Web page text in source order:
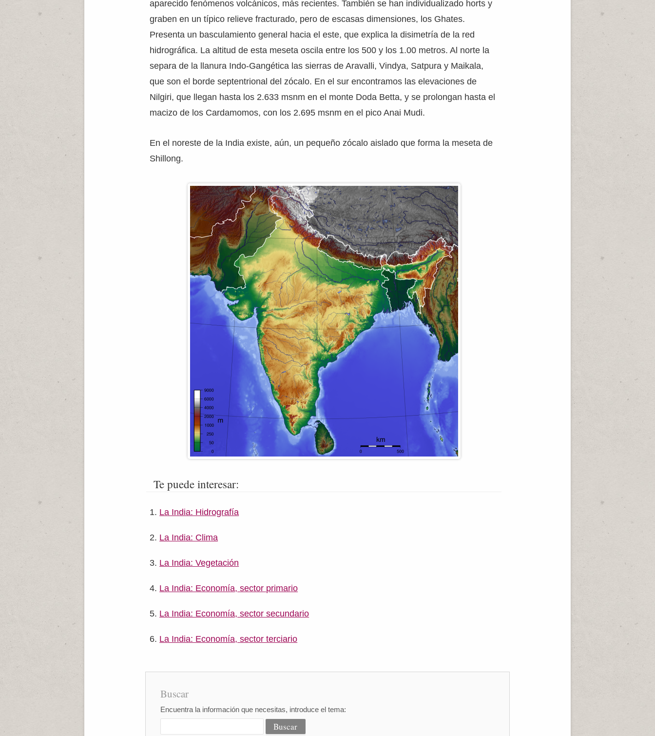
aparecido fenómenos volcánicos, más recientes. También se han individualizado horts y
graben en un típico relieve fracturado, pero de escasas dimensiones, los Ghates.
Presenta un basculamiento general hacia el este, que explica la disimetría de la red
hidrográfica. La altitud de esta meseta oscila entre los 500 y los 1.00 metros. Al norte la
separa de la llanura Indo-Gangética las sierras de Aravalli, Vindya, Satpura y Maikala,
que son el borde septentrional del zócalo. En el sur encontramos las elevaciones de
Nilgiri, que llegan hasta los 2.633 msnm en el monte Doda Betta, y se prolongan hasta el
macizo de los Cardamomos, con los 2.695 msnm en el pico Anai Mudi.
En el noreste de la India existe, aún, un pequeño zócalo aislado que forma la meseta de
Shillong.
Te puede interesar:
La India: Hidrografía
La India: Clima
La India: Vegetación
La India: Economía, sector primario
La India: Economía, sector secundario
La India: Economía, sector terciario
Buscar
Encuentra la información que necesitas, introduce el tema: